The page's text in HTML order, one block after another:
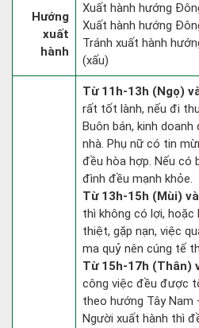
Hướng
xuất
hành
Xuất hành hướng
Xuất hành hướng
Tránh xuất hành
(xấu)
Từ 11h-13h (Ngọ)
rất tốt lành, nếu đi
Buôn bán, kinh
nhà. Phụ nữ có tin
đều hòa hợp. Nếu có
đình đều mạnh khỏe.
Từ 13h-15h (Mùi)
thì không có lợi, hoặc
thiệt, gặp nạn, việc
ma quỷ nên cúng tế
Từ 15h-17h (Thân)
công việc đều được
theo hướng Tây Nam
Người xuất hành thì